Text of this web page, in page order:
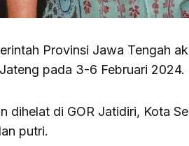
Provinsi Jawa Tengah
pada 3-6 Februari 2024.
dihelat di GOR Jatidiri, Kota
putri.